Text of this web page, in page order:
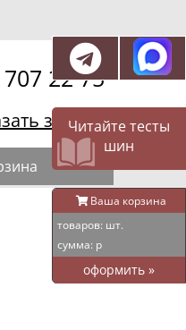
Читайте тесты
шин
Ваша корзина
товаров: шт.
сумма: р
оформить »
22 75
звонок